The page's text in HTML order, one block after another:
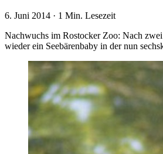
6. Juni 2014 · 1 Min. Lesezeit
Nachwuchs im Rostocker Zoo: Nach
wieder ein Seebärenbaby in der nun